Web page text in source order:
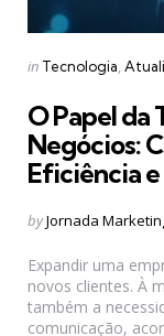
Categories
Posted
in Tecnologia
O Papel da
Negócios:
Eficiência
Posted
byJornada
Expandir uma
novos clientes. À
também a
comunicação,